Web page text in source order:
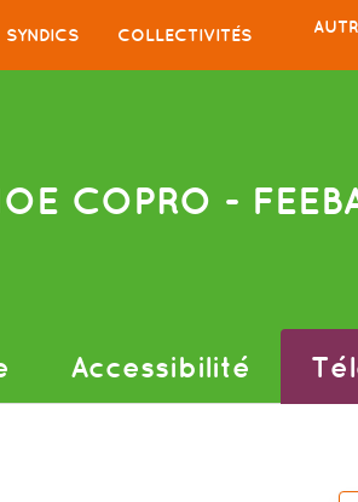
SYNDICS COLLECTIVITÉS
COPRO -
Accessibilité